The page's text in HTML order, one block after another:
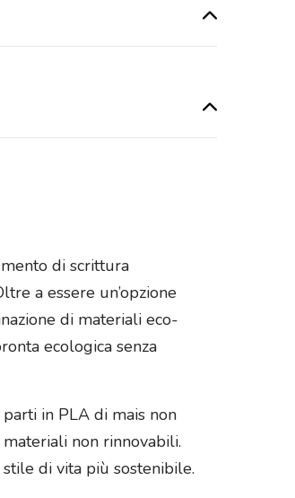
di scrittura
a essere un’opzione
di materiali eco-
ecologica senza
in PLA di mais non
non rinnovabili.
di vita più sostenibile.